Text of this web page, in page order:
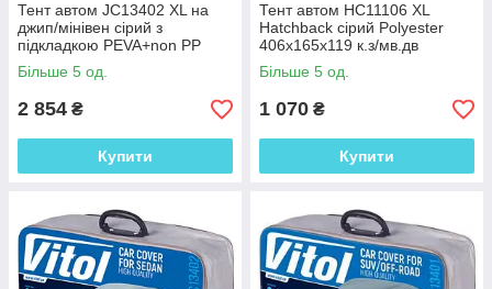
Тент автом JC13402 XL на
джип/мінівен сірий з
підкладкою PEVA+non PP
Cotton 482х196х145 к.з.
Більше 5 од.
2 854 ₴
Купити
Тент автом HC11106 XL
Hatchback сірий Polyester
406х165х119 к.з/мв.дв
Більше 5 од.
1 070 ₴
Купити